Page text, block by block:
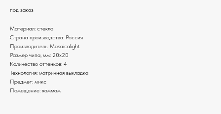
под заказ
Материал: стекло
Страна производства: Россия
Производитель: Mosaicalight
Размер чипа, мм: 20х20
Количество оттенков: 4
Технология: матричная выкладка
Предмет: микс
Помещение: хаммам